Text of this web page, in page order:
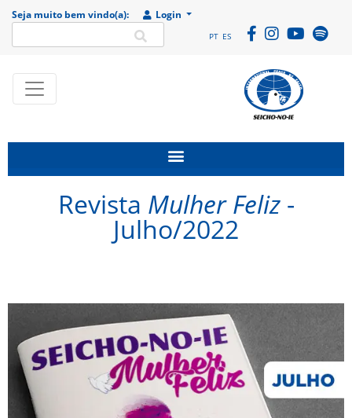
Seja muito bem vindo(a): Login
PT ES
Organização
religiosa SEICHO-
NO-IE DO BRASIL
Revista Mulher Feliz-
Julho/2022